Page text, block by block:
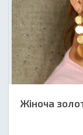
Жіноча